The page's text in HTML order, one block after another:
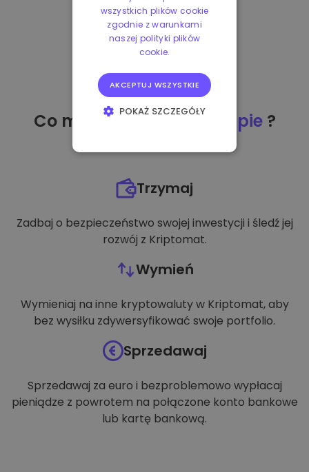
Co mogę zrobićpo zakupie?
Trzymaj
Zadbaj o bezpieczeństwo swojej inwestycji i śledź jej
rozwój z Kriptomat.
Wymień
Wymieniaj na inne kryptowaluty w Kriptomat, aby
bez wysiłku zdywersyfikować swoje portfolio.
Sprzedawaj
Sprzedawaj za euro i bezproblemowo wypłacaj
pieniądze z powrotem na połączone konto bankowe
lub kartę bankową.
wszystkich plików cookie
zgodnie z warunkami
naszej polityki plików
cookie.
AKCEPTUJ WSZYSTKIE
POKAŻ SZCZEGÓŁY
TARGETOWANIE
FUNKCJONALNOŚĆ